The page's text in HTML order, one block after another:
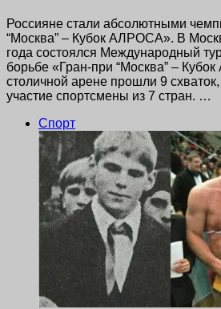
Россияне стали абсолютными
“Москва” – Кубок АЛРОСА». В
года состоялся Международный
борьбе «Гран-при “Москва” –
столичной арене прошли 9
участие спортсмены из 7 стран. …
Спорт